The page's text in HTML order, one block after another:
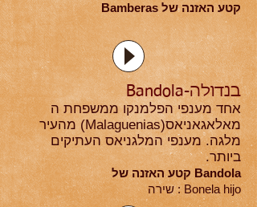
Bamberas קטע האזנה של
בנדולה-Bandola
אחד מענפי הפלמנקו ממשפחת ה
מאלאגאניאס(Malaguenias) מהעיר
מלגה. מענפי המלגניאס העתיקים
ביותר.
Bandola קטע האזנה של
Bonela hijo : שירה